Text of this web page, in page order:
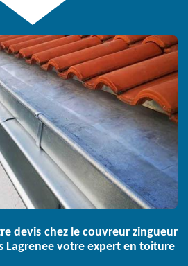
devis chez le couvreur zingueur
Lagrenee votre expert en toiture